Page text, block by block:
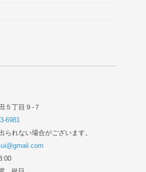
５丁目９-７
6981
られない場合がございます。